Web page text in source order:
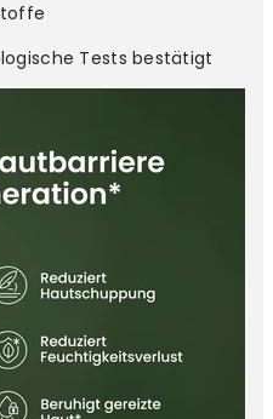
Tests bestätigt